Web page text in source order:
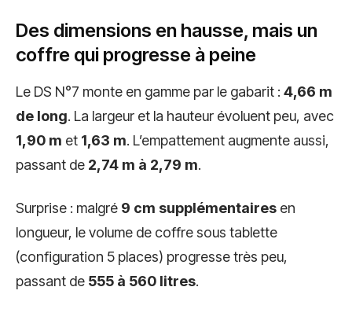
Des dimensions en hausse, mais un
coffre qui progresse à peine
Le DS N°7 monte en gamme par le gabarit : 4,66 m
de long. La largeur et la hauteur évoluent peu, avec
1,90 m et 1,63 m. L’empattement augmente aussi,
passant de 2,74 m à 2,79 m.
Surprise : malgré 9 cm supplémentaires en
longueur, le volume de coffre sous tablette
(configuration 5 places) progresse très peu,
passant de 555 à 560 litres.